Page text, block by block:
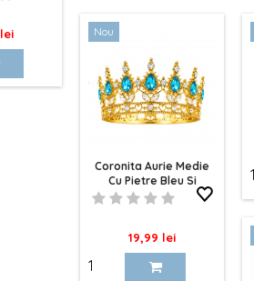
Nou
Coronita Aurie Medie
Cu Pietre Bleu Si
Cristale 10cm
Pret
19,99 lei